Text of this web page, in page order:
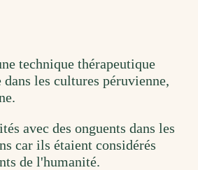
technique thérapeutique
les cultures péruvienne,
avec des onguents dans les
car ils étaient considérés
de l'humanité.